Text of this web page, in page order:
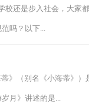
还是步入社会，大家
吗？以下...
》（别名《小海蒂》
月》讲述的是...